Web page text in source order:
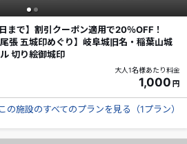
まで】割引クーポン適用で20％OFF！
尾張 五城印めぐり】岐阜城旧名・稲葉山城
切り絵御城印
大人1名様あたり料金
1,000 円
この施設のすべてのプランを見る （1プラン）